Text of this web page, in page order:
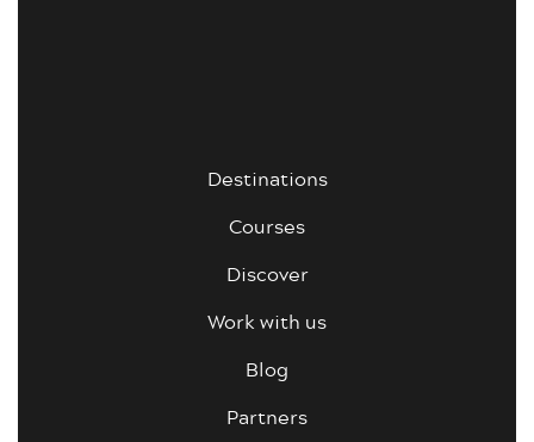
Destinations
Courses
Discover
Work with us
Blog
Partners